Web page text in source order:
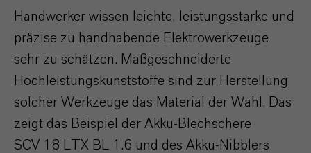
Handwerker wissen leichte, leistungsstarke und
präzise zu handhabende Elektrowerkzeuge
sehr zu schätzen. Maßgeschneiderte
Hochleistungskunststoffe sind zur Herstellung
solcher Werkzeuge das Material der Wahl. Das
zeigt das Beispiel der Akku-Blechschere
SCV 18 LTX BL 1.6 und des Akku-Nibblers